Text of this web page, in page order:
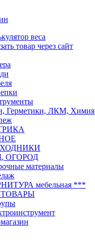
веса
товар через сайт
Герметики, ЛКМ, Химия
ОГОРОД
материалы
мебельная ***